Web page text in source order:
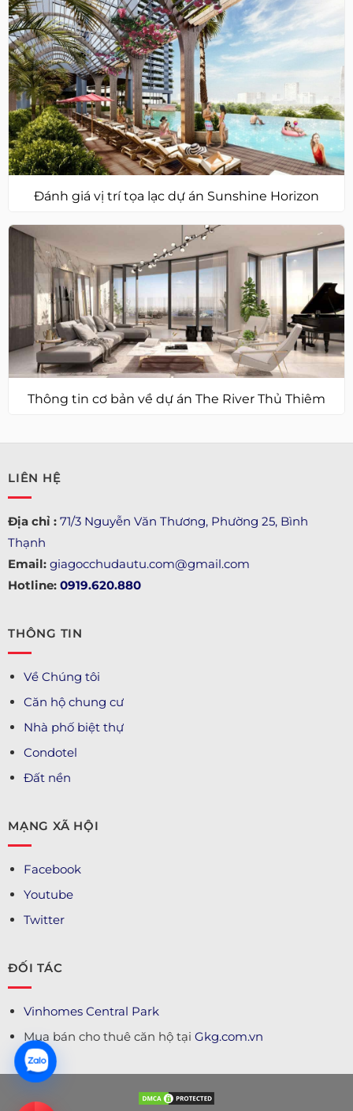
Đánh giá vị trí tọa lạc dự án Sunshine Horizon
Thông tin cơ bản về dự án The River Thủ Thiêm
LIÊN HỆ
Địa chỉ : 71/3 Nguyễn Văn Thương, Phường 25, Bình
Thạnh
Email: giagocchudautu.com@gmail.com
Hotline: 0919.620.880
THÔNG TIN
Về Chúng tôi
Căn hộ chung cư
Nhà phố biệt thự
Condotel
Đất nền
MẠNG XÃ HỘI
Facebook
Youtube
Twitter
ĐỐI TÁC
Vinhomes Central Park
Mua bán cho thuê căn hộ tại Gkg.com.vn